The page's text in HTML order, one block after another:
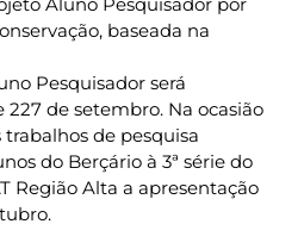
baseada na
Pesquisador será
227 de setembro. Na ocasião
trabalhos de pesquisa
do Berçário à 3ª série do
Região Alta a apresentação